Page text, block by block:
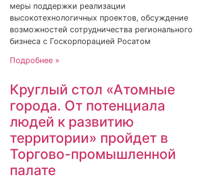
меры поддержки реализации
высокотехнологичных проектов, обсуждение
возможностей сотрудничества регионального
бизнеса с Госкорпорацией Росатом
Подробнее »
Круглый стол «Атомные
города. От потенциала
людей к развитию
территории» пройдет в
Торгово-промышленной
палате